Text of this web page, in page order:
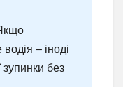
– іноді
зупинки без